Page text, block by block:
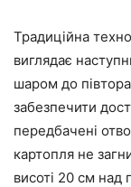
Традиційна
виглядає
шаром до
забезпечити
передбачені
картопля не
висоті 20 см над